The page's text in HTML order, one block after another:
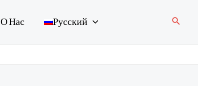
О Нас Русский Поиск